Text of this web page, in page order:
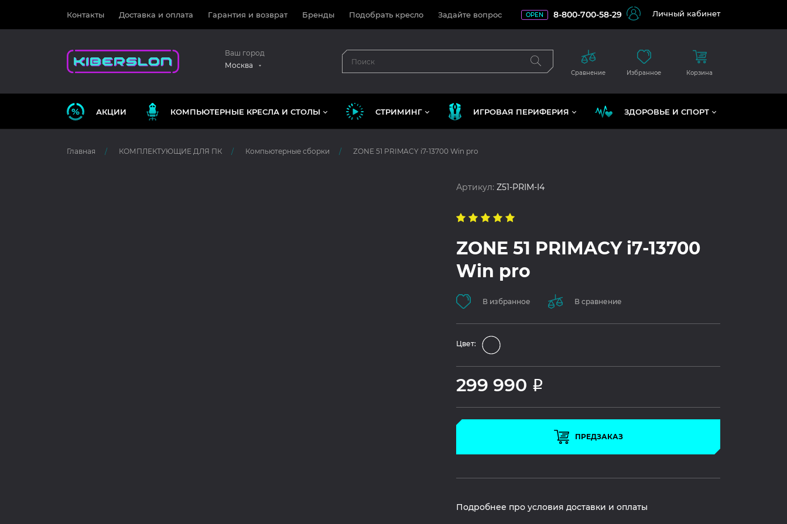
Контакты Доставка и оплата Гарантия и возврат Бренды Подобрать кресло Задайте вопрос OPEN 8-800-700-58-29 Личный кабинет
Ваш город
Москва
Сравнение Избранное Корзина
АКЦИИ КОМПЬЮТЕРНЫЕ КРЕСЛА И СТОЛЫ СТРИМИНГ ИГРОВАЯ ПЕРИФЕРИЯ ЗДОРОВЬЕ И СПОРТ
Главная КОМПЛЕКТУЮЩИЕ ДЛЯ ПК Компьютерные сборки ZONE 51 PRIMACY i7-13700 Win pro
Артикул:Z51-PRIM-I4
ZONE 51 PRIMACY i7-13700
Win pro
В избранное В сравнение
Цвет:
299 990 Р
ПРЕДЗАКАЗ
Подробнее про условия доставки и оплаты